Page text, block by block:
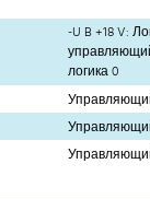
-U B +18 V:
логика 0